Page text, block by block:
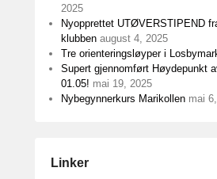
2025
Nyopprettet UTØVERSTIPEND
klubben august 4, 2025
Tre orienteringsløyper i
Supert gjennomført Høydepunkt
01.05! mai 19, 2025
Nybegynnerkurs Marikollen mai
Linker